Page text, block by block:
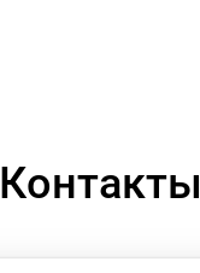
Контакты